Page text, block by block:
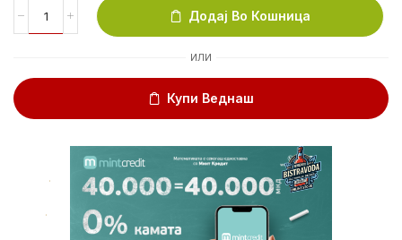
Додај Во Кошница
ИЛИ
Купи Веднаш
.
.